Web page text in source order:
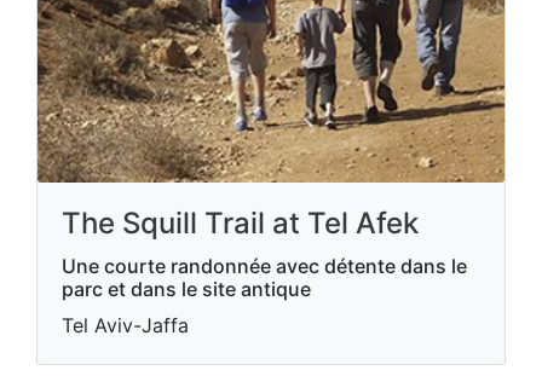
The Squill Trail at Tel Afek
Une courte randonnée avec détente dans le
parc et dans le site antique
Tel Aviv-Jaffa